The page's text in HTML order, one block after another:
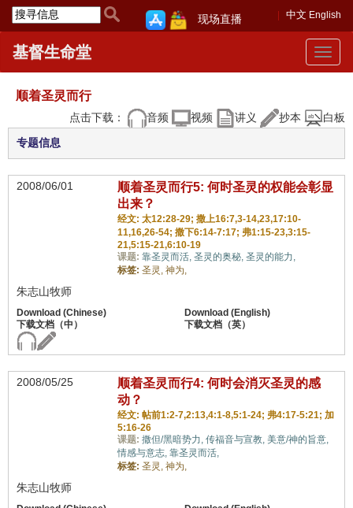
中文 English
现场直播
Toggle
基督生命堂
顺着圣灵而行
点击下载： 音频 视频 讲义 抄本 白板
专题信息
2008/06/01
顺着圣灵而行5: 何时圣灵的权能会彰显
出来？
经文: 太12:28-29; 撒上16:7,3-14,23,17:10-
11,16,26-54; 撒下6:14-7:17; 弗1:15-23,3:15-
21,5:15-21,6:10-19
课题: 靠圣灵而活, 圣灵的奥秘, 圣灵的能力,
标签: 圣灵, 神为,
朱志山牧师
2008/05/25
顺着圣灵而行4: 何时会消灭圣灵的感
动？
经文: 帖前1:2-7,2:13,4:1-8,5:1-24; 弗4:17-5:21; 加
5:16-26
课题: 撒但/黑暗势力, 传福音与宣教, 美意/神的旨意,
情感与意志, 靠圣灵而活,
标签: 圣灵, 神为,
朱志山牧师